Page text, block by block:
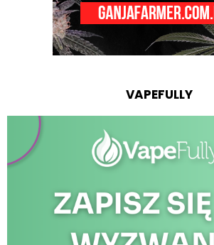
VAPEFULLY